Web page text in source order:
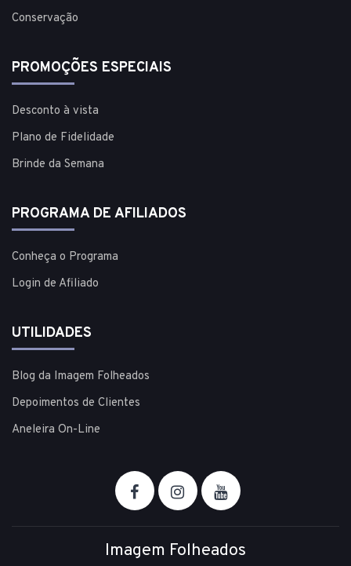
Conservação
PROMOÇÕES ESPECIAIS
Desconto à vista
Plano de Fidelidade
Brinde da Semana
PROGRAMA DE AFILIADOS
Conheça o Programa
Login de Afiliado
UTILIDADES
Blog da Imagem Folheados
Depoimentos de Clientes
Aneleira On-Line
Imagem Folheados